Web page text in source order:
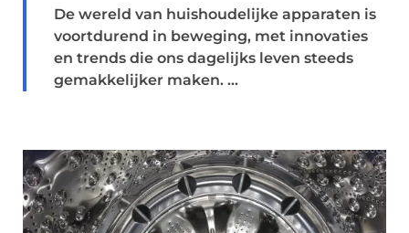
De wereld van huishoudelijke apparaten is
voortdurend in beweging, met innovaties
en trends die ons dagelijks leven steeds
gemakkelijker maken. ...